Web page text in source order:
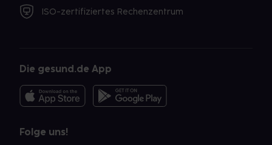
ISO-zertifiziertes Rechenzentrum
Die gesund.de App
Folge uns!